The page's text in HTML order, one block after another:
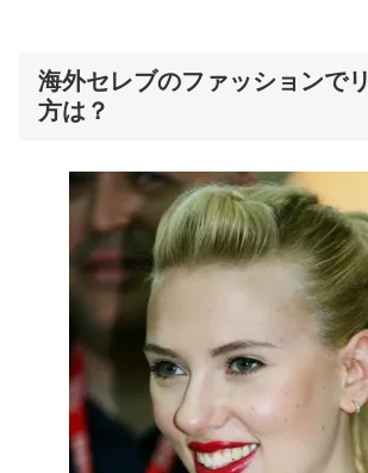
海外セレブのファッションで
方は？